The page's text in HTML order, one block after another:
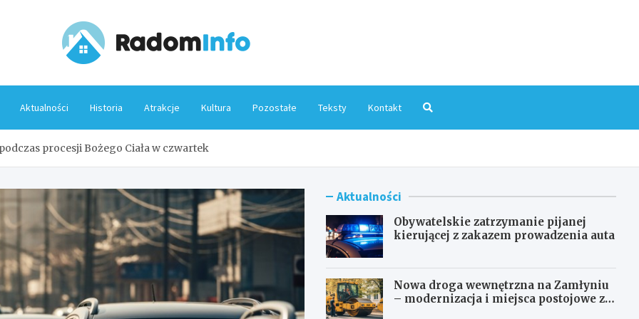
Aktualności Historia Atrakcje Kultura Pozostałe Teksty Kontakt
procesji Bożego Ciała w czwartek
Aktualności
Obywatelskie zatrzymanie pijanej
kierującej z zakazem prowadzenia auta
Nowa droga wewnętrzna na Zamłyniu
– modernizacja i miejsca postojowe za